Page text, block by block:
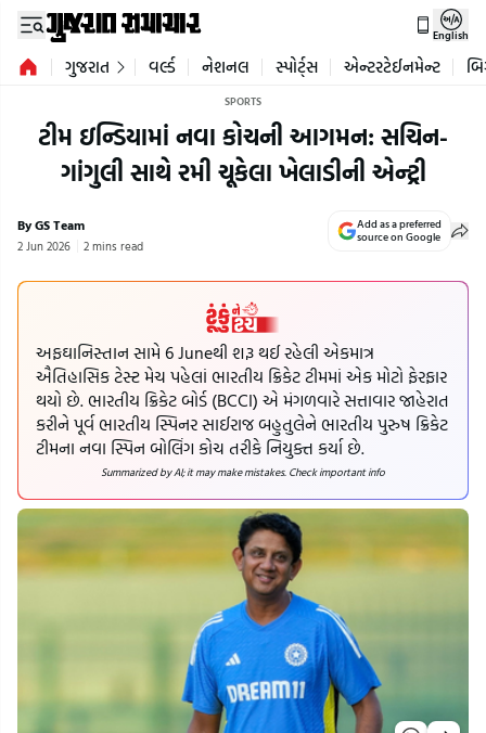
English
ગુજરાત વર્લ્ડ નેશનલ સ્પોર્ટ્સ એન્ટરટેઈનમેન્ટ
SPORTS
ટીમ ઇન્ડિયામાં નવા કોચની આગમન: સચિન-
ગાંગુલી સાથે રમી ચૂકેલા ખેલાડીની એન્ટ્રી
By GS Team
2 Jun 2026 2 mins read
Add as a preferred
source on Google
અફઘાનિસ્તાન સામે 6 Juneથી શરૂ થઈ રહેલી એકમાત્ર
ઐતિહાસિક ટેસ્ટ મેચ પહેલાં ભારતીય ક્રિકેટ ટીમમાં એક મોટો ફેરફાર
થયો છે. ભારતીય ક્રિકેટ બોર્ડ (BCCI) એ મંગળવારે સત્તાવાર જાહેરાત
કરીને પૂર્વ ભારતીય સ્પિનર સાઈરાજ બહુતુલેને ભારતીય પુરુષ ક્રિકેટ
ટીમના નવા સ્પિન બોલિંગ કોચ તરીકે નિયુક્ત કર્યા છે.
Summarized by AI; it may make mistakes. Check important info